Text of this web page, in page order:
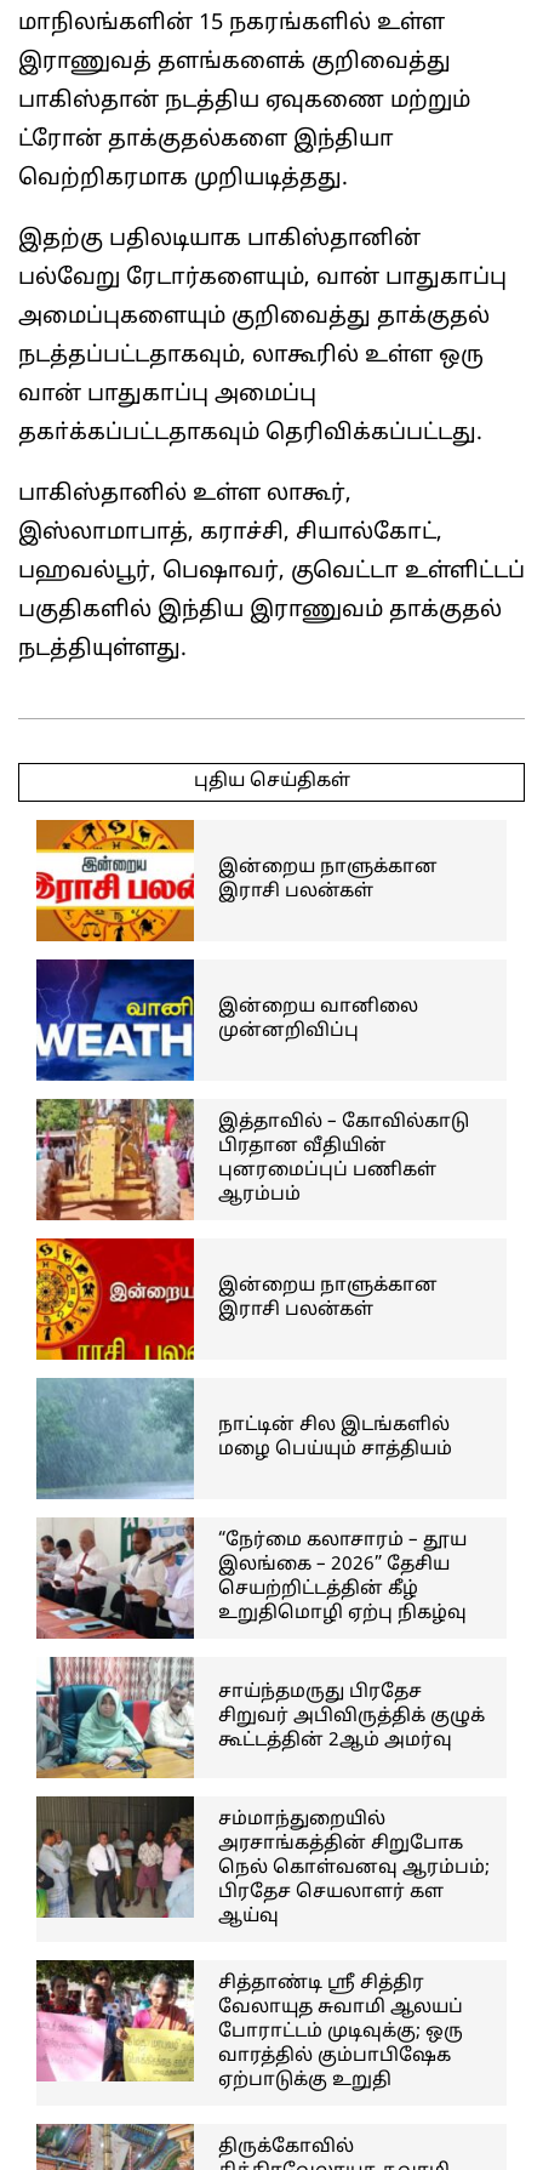
மாநிலங்களின் 15 நகரங்களில் உள்ள
இராணுவத் தளங்களைக் குறிவைத்து
பாகிஸ்தான் நடத்திய ஏவுகணை மற்றும்
ட்ரோன் தாக்குதல்களை இந்தியா
வெற்றிகரமாக முறியடித்தது.
இதற்கு பதிலடியாக பாகிஸ்தானின்
பல்வேறு ரேடார்களையும், வான் பாதுகாப்பு
அமைப்புகளையும் குறிவைத்து தாக்குதல்
நடத்தப்பட்டதாகவும், லாகூரில் உள்ள ஒரு
வான் பாதுகாப்பு அமைப்பு
தகா்க்கப்பட்டதாகவும் தெரிவிக்கப்பட்டது.
பாகிஸ்தானில் உள்ள லாகூர்,
இஸ்லாமாபாத், கராச்சி, சியால்கோட்,
பஹவல்பூர், பெஷாவர், குவெட்டா உள்ளிட்டப்
பகுதிகளில் இந்திய இராணுவம் தாக்குதல்
நடத்தியுள்ளது.
05-
புதிய செய்திகள்
இன்றைய நாளுக்கான
இராசி பலன்கள்
இன்றைய வானிலை
முன்னறிவிப்பு
இத்தாவில் – கோவில்காடு
பிரதான வீதியின்
புனரமைப்புப் பணிகள்
ஆரம்பம்
இன்றைய நாளுக்கான
இராசி பலன்கள்
நாட்டின் சில இடங்களில்
மழை பெய்யும் சாத்தியம்
“நேர்மை கலாசாரம் – தூய
இலங்கை – 2026” தேசிய
செயற்றிட்டத்தின் கீழ்
உறுதிமொழி ஏற்பு நிகழ்வு
சாய்ந்தமருது பிரதேச
சிறுவர் அபிவிருத்திக் குழுக்
கூட்டத்தின் 2ஆம் அமர்வு
சம்மாந்துறையில்
அரசாங்கத்தின் சிறுபோக
நெல் கொள்வனவு ஆரம்பம்;
பிரதேச செயலாளர் கள
ஆய்வு
சித்தாண்டி ஸ்ரீ சித்திர
வேலாயுத சுவாமி ஆலயப்
போராட்டம் முடிவுக்கு; ஒரு
வாரத்தில் கும்பாபிஷேக
ஏற்பாடுக்கு உறுதி
திருக்கோவில்